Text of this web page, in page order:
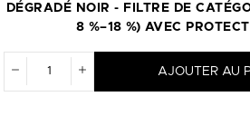
DÉGRADÉ NOIR - FILTRE DE
8 %–18 %) AVEC
AJOUTER AU